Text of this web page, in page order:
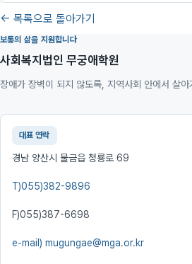
← 목록으로 돌아가기
보통의 삶을 지원합니다
사회복지법인 무궁애학원
장애가 장벽이 되지 않도록, 지역사회 안에서 살
대표 연락
경남 양산시 물금읍 청룡로 69
T)055)382-9896
F)055)387-6698
e-mail) mugungae@mga.or.kr